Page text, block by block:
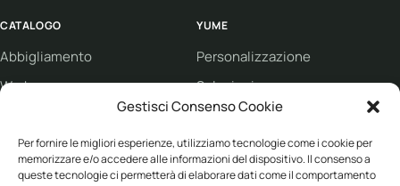
Gestisci Consenso Cookie
Per fornire le migliori esperienze, utilizziamo tecnologie come i cookie per
memorizzare e/o accedere alle informazioni del dispositivo. Il consenso a
queste tecnologie ci permetterà di elaborare dati come il comportamento
CATALOGO
Abbigliamento
Workwear
Eco collection
Brand
YUME
Personalizzazione
Soluzioni
Supporto
Condizioni di vendita